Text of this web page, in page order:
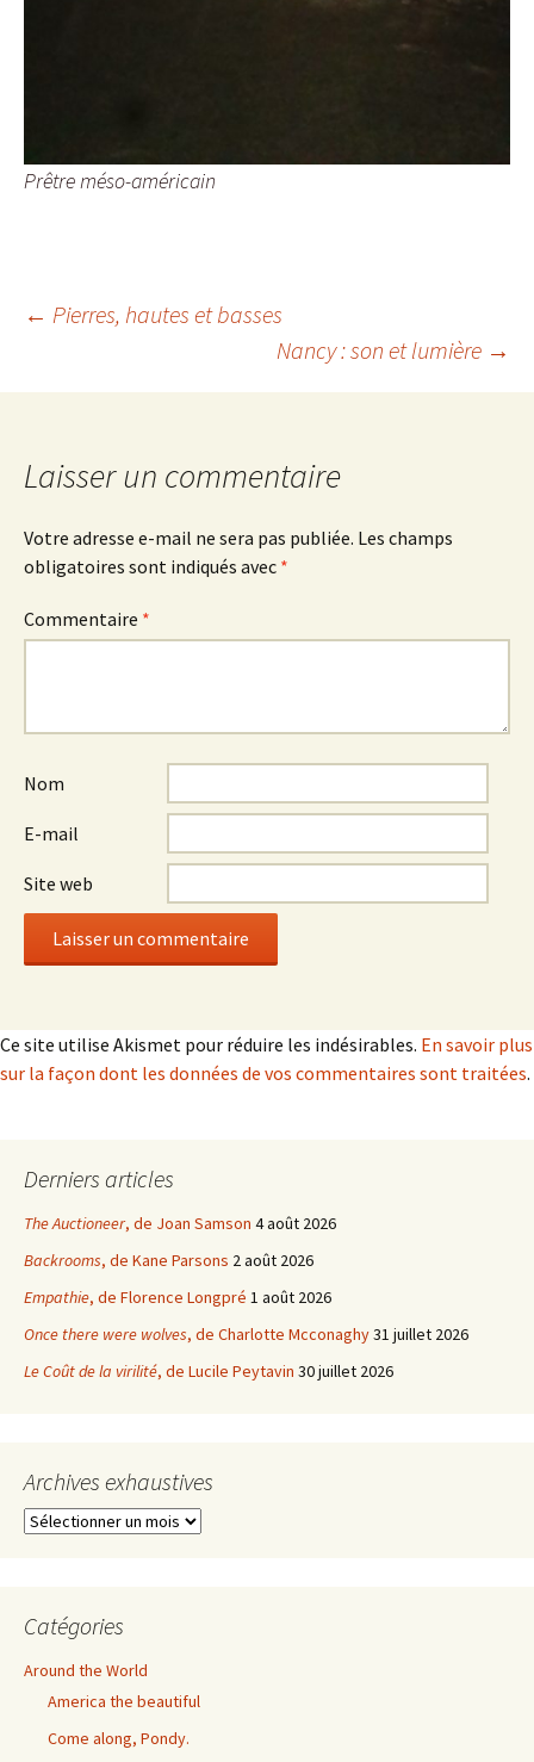
Prêtre méso-américain
Navigation
des
articles
← Pierres, hautes et basses
Nancy : son et lumière →
Laisser un commentaire
Votre adresse e-mail ne sera pas publiée. Les champs
obligatoires sont indiqués avec *
Commentaire *
Nom
E-mail
Site web
Ce site utilise Akismet pour réduire les indésirables. En savoir plus
sur la façon dont les données de vos commentaires sont traitées.
Derniers articles
The Auctioneer, de Joan Samson 4 août 2026
Backrooms, de Kane Parsons 2 août 2026
Empathie, de Florence Longpré 1 août 2026
Once there were wolves, de Charlotte Mcconaghy31 juillet 2026
Le Coût de la virilité, de Lucile Peytavin 30 juillet 2026
Archives exhaustives
Archives
Catégories
Around the World
America the beautiful
Come along, Pondy.